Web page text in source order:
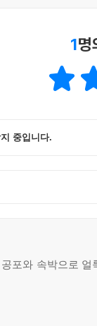
1명
중입니다.
포와 속박으로 얼